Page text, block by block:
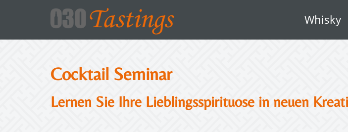
Whisky
Cocktail Seminar
Lernen Sie Ihre Lieblingsspirituose in neuen